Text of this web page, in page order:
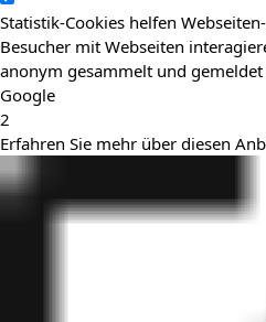
Statistik-Cookies helfen
Besucher mit Webseiten
anonym gesammelt und
Google
2
Erfahren Sie mehr über diesen